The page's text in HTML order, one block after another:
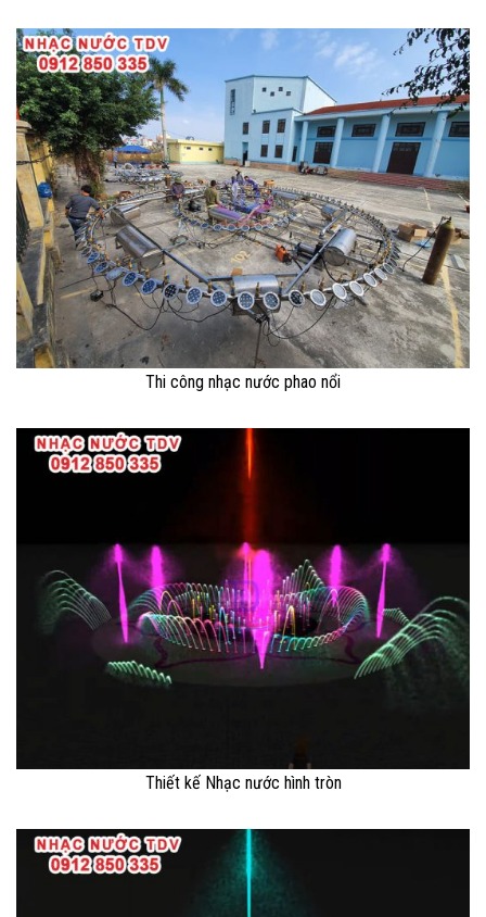
Thi công nhạc nước phao nổi
Thiết kế Nhạc nước hình tròn